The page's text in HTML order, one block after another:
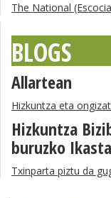
The National
BLOGS
Allartean
Hizkuntza eta
Hizkuntza
buruzko
Txinparta piztu da